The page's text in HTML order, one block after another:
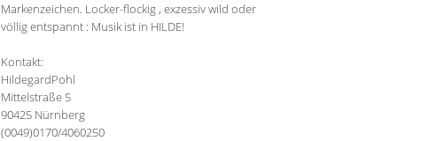
Markenzeichen. Locker-flockig , exzessiv wild oder
völlig entspannt : Musik ist in HILDE!
Kontakt:
HildegardPohl
Mittelstraße 5
90425 Nürnberg
(0049)0170/4060250